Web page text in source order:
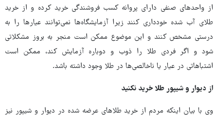
از واحدهای صنفی دارای پروانه کسب فروشندگی خرید کرده و از خرید
طلای آب شده خودداری کنند زیرا آزمایشگاه‌ها نمی‌توانند عیارها را به
درستی مشخص کنند و این موضوع ممکن است منجر به بروز مشکلاتی
شود و اگر فردی طلا را ذوب و دوباره آزمایش کند، ممکن است
اشتباهاتی در عیار یا ناخالصی‌ها در طلا وجود داشته باشد.
از دیوار و شیپور طلا خرید نکنید
وی با بیان اینکه مردم از خرید طلاهای عرضه شده در دیوار و شیپور نیز